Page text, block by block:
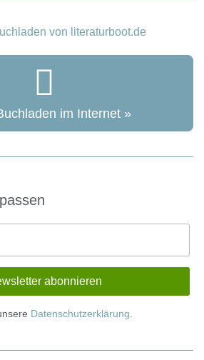
im Internet »
Datenschutzerklärung